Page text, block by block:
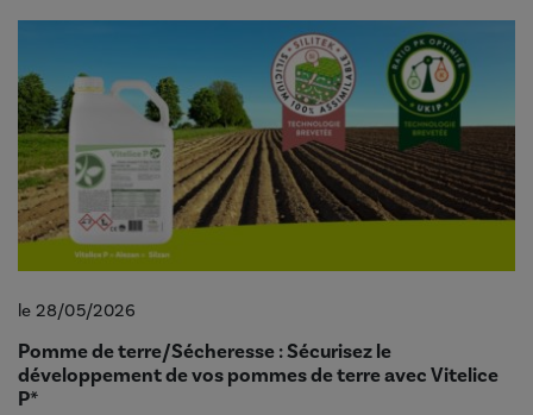
le 28/05/2026
Pomme de terre/Sécheresse : Sécurisez le
développement de vos pommes de terre avec Vitelice
P*